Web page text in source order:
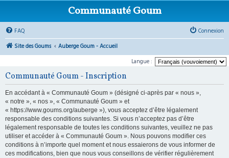
Communauté Goum
FAQ
Connexion
Site des Goums
Auberge Goum - Accueil
Langue :
Communauté Goum - Inscription
En accédant à « Communauté Goum » (désigné ci-après par « nous »,
« notre », « nos », « Communauté Goum » et
« https://www.goums.org/auberge »), vous acceptez d’être légalement
responsable des conditions suivantes. Si vous n’acceptez pas d’être
légalement responsable de toutes les conditions suivantes, veuillez ne pas
utiliser et accéder à « Communauté Goum ». Nous pouvons modifier ces
conditions à n’importe quel moment et nous essaierons de vous informer de
ces modifications, bien que nous vous conseillons de vérifier régulièrement